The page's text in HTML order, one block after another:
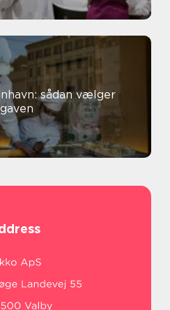
sådan vælger